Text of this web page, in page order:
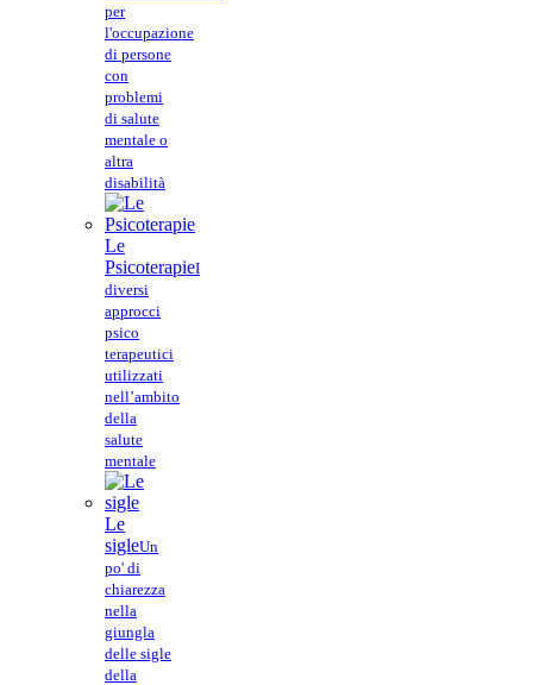
per
l'occupazione
di persone
con
problemi
di salute
mentale o
altra
disabilità
Le
PsicoterapieI
diversi
approcci
psico
terapeutici
utilizzati
nell’ambito
della
salute
mentale
Le
sigleUn
po' di
chiarezza
nella
giungla
delle sigle
della